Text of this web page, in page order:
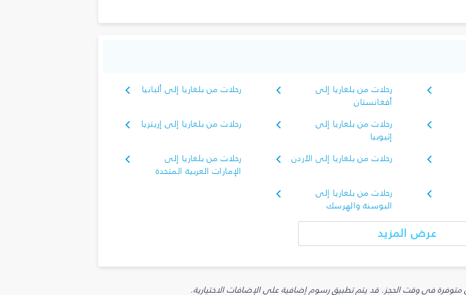
رحلات من بلغاريا إلى
أفغانستان
رحلات من بلغاريا إلى ألبانيا
رحلات من بلغاريا إلى
إثيوبيا
رحلات من بلغاريا إلى إريتريا
رحلات من بلغاريا إلى الأردن
رحلات من بلغاريا إلى
الإمارات العربية المتحدة
رحلات من بلغاريا إلى
البوسنة والهرسك
عرض المزيد